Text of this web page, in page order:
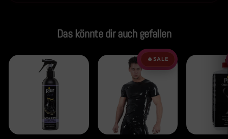
Das könnte dir auch gefallen
🔥SALE